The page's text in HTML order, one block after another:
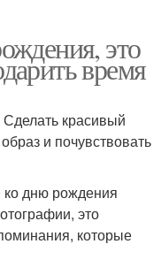
это
время
красивый
и почувствовать
ко дню рождения
это
которые